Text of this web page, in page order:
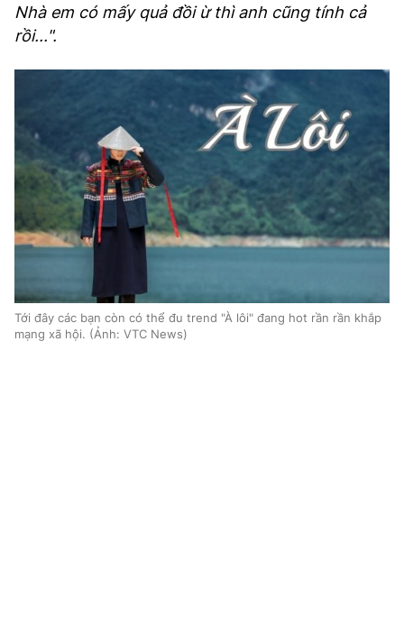
Nhà em có mấy quả đồi ừ thì anh cũng tính cả
rồi...".
‎Tới đây các bạn còn có thể đu trend "À lôi" đang hot rần rần khắp
mạng xã hội. (Ảnh: VTC News)